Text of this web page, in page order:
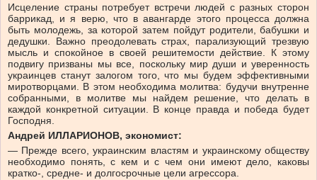
Исцеление страны потребует встречи людей с разных сторон
баррикад, и я верю, что в авангарде этого процесса должна
быть молодежь, за которой затем пойдут родители, бабушки и
дедушки. Важно преодолевать страх, парализующий трезвую
мысль и спокойное в своей решитемости действие. К этому
подвигу призваны мы все, поскольку мир души и уверенность
украинцев станут залогом того, что мы будем эффективными
миротворцами. В этом необходима молитва: будучи внутренне
собранными, в молитве мы найдем решение, что делать в
каждой конкретной ситуации. В конце правда и победа будет
Господня.
Андрей ИЛЛАРИОНОВ, экономист:
— Прежде всего, украинским властям и украинскому обществу
необходимо понять, с кем и с чем они имеют дело, каковы
кратко-, средне- и долгосрочные цели агрессора.